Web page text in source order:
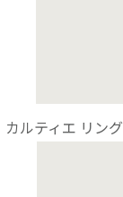
カルティエ リング